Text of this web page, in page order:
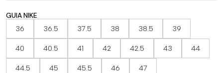
GUIA NIKE
36 36.5 37.5 38 38.5 39
40 40.5 41 42 42.5 43 44
44.5 45 45.5 46 47